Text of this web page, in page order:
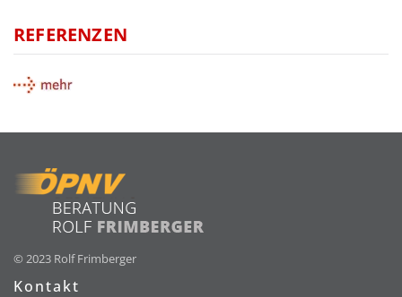
REFERENZEN
© 2023 Rolf Frimberger
Kontakt